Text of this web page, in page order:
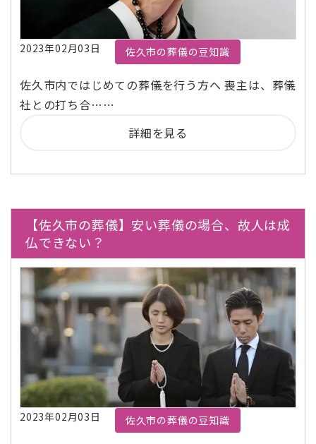
2023年02月03日 佐久市の葬儀の豆知識
佐久市内ではじめての葬儀を行う方へ 喪主は、葬儀
社との打ち合……
詳細を見る
【佐久市の葬儀】安い葬儀の場合、故人は成
仏できない？
2023年02月03日 佐久市の葬儀の豆知識